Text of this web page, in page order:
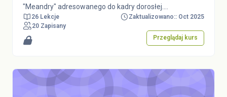
"Meandry" adresowanego do kadry dorosłej.
Zainteresowani całym kursem (zarówno potencjalni
uczestnicy jak i chcący zobaczyć kurs "od kuchni") są
proszeni o kontakt:
learningową) są też proszeni o kontakt jak wyżej
26 Lekcje
Zaktualizowano:: Oct 2025
20 Zapisany
Przeglądaj kurs